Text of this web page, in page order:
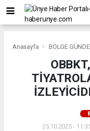
Anasayfa BÖLGE
25.10.2025 -